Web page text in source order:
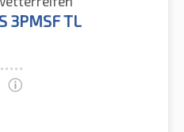
3PMSF TL